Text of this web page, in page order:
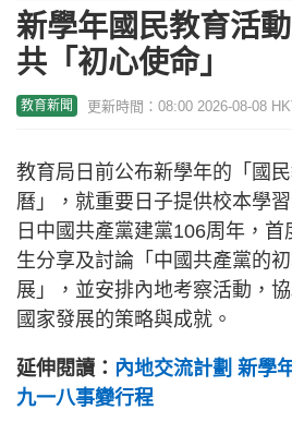
新學年國民教育活
共「初心使命」
教育新聞 更新時間：08:00 2026-08-08
教育局日前公布新學年的「國
曆」，就重要日子提供校本學
日中國共產黨建黨106周年，
生分享及討論「中國共產黨的
展」，並安排內地考察活動，
國家發展的策略與成就。
延伸閱讀： 內地交流計劃 新學
九一八事變行程